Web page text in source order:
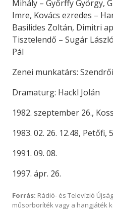
Mihály – Győrffy György,
Imre, Kovács ezredes –
Basilides Zoltán, Dimitri
Tisztelendő – Sugár
Pál
Zenei munkatárs:
Dramaturg: Hackl Jolán
1982. szeptember 26.,
1983. 02. 26. 12.48, Petőfi,
1991. 09. 08.
1997. ápr. 26.
Forrás: Rádió- és Televízió
műsorboríték vagy a hangjáték